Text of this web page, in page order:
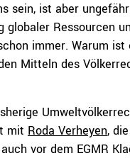
sein, ist aber
Ressourcen
immer. Warum ist
Mitteln des
mit Roda Verheyen,
vor dem EGMR